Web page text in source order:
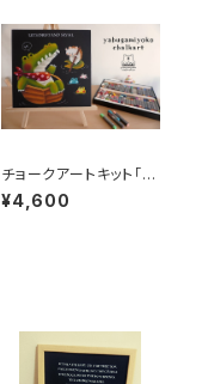
チョークアートキット「ぷ
かぷか流れて」
¥4,600